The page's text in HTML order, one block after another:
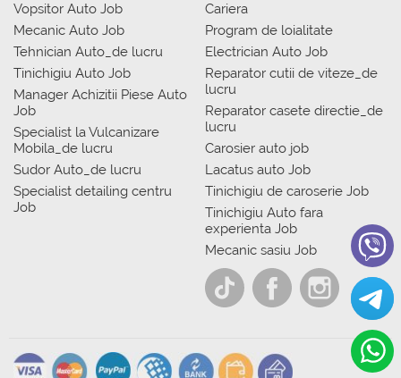
Vopsitor Auto Job
Mecanic Auto Job
Tehnician Auto_de lucru
Tinichigiu Auto Job
Manager Achizitii Piese Auto
Job
Specialist la Vulcanizare
Mobila_de lucru
Sudor Auto_de lucru
Specialist detailing centru
Job
Cariera
Program de loialitate
Electrician Auto Job
Reparator cutii de viteze_de
lucru
Reparator casete directie_de
lucru
Carosier auto job
Lacatus auto Job
Tinichigiu de caroserie Job
Tinichigiu Auto fara
experienta Job
Mecanic sasiu Job